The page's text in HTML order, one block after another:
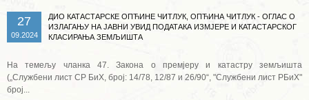
27
09.2024
ДИО КАТАСТАРСКЕ ОПЋИНЕ ЧИТЛУК, ОПЋИНА ЧИТЛУК - ОГЛАС О
ИЗЛАГАЊУ НА ЈАВНИ УВИД ПОДАТАКА ИЗМЈЕРЕ И КАТАСТАРСКОГ
КЛАСИРАЊА ЗЕМЉИШТА
На темељу чланка 47. Закона о премјеру и катастру земљишта
(„Службени лист СР БиХ, број: 14/78, 12/87 и 26/90“, "Службени лист РБиХ"
број...